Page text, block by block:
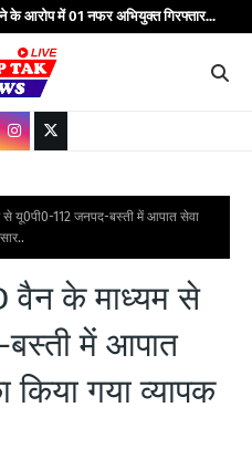
के आरोप में 01 नफर अभियुक्त गिरफ्तार...
यू0पी0-112 जनपद-बस्ती में आपात सेवा
वैन के माध्यम से
में आपात
किया गया व्यापक